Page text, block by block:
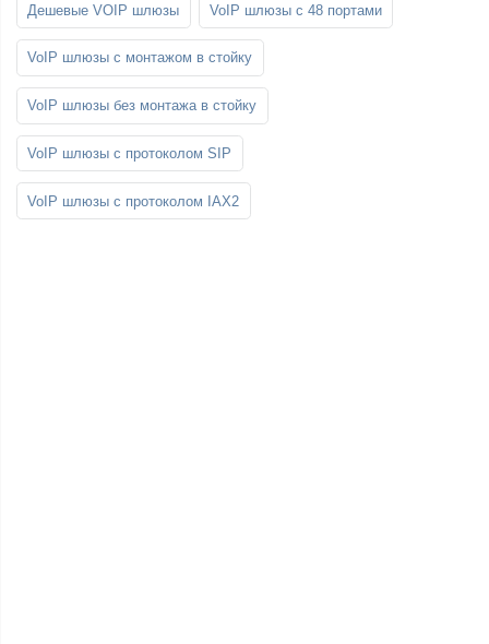
Дешевые VOIP шлюзы VoIP шлюзы с 48 портами
VoIP шлюзы с монтажом в стойку
VoIP шлюзы без монтажа в стойку
VoIP шлюзы с протоколом SIP
VoIP шлюзы с протоколом IAX2